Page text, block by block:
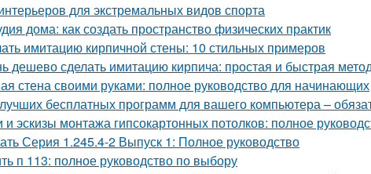
для экстремальных видов спорта
дома: как создать пространство физических практик
имитацию кирпичной стены: 10 стильных примеров
дешево сделать имитацию кирпича: простая и быстрая
стена своими руками: полное руководство для начинающих
бесплатных программ для вашего компьютера –
эскизы монтажа гипсокартонных потолков: полное
Серия 1.245.4-2 Выпуск 1: Полное руководство
п 113: полное руководство по выбору